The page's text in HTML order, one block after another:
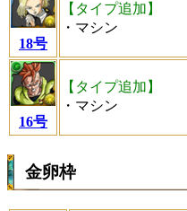
18号
【タイプ追加】
・マシン
16号
【タイプ追加】
・マシン
金卵枠